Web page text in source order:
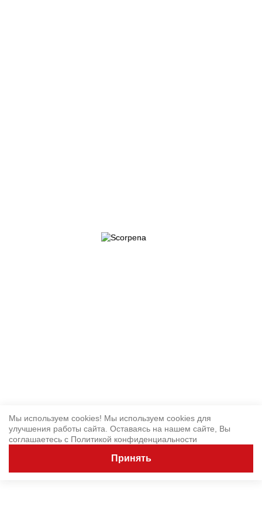
Мы используем cookies! Мы используем cookies для
улучшения работы сайта. Оставаясь на нашем сайте, Вы
соглашаетесь с Политикой конфиденциальности
Принять